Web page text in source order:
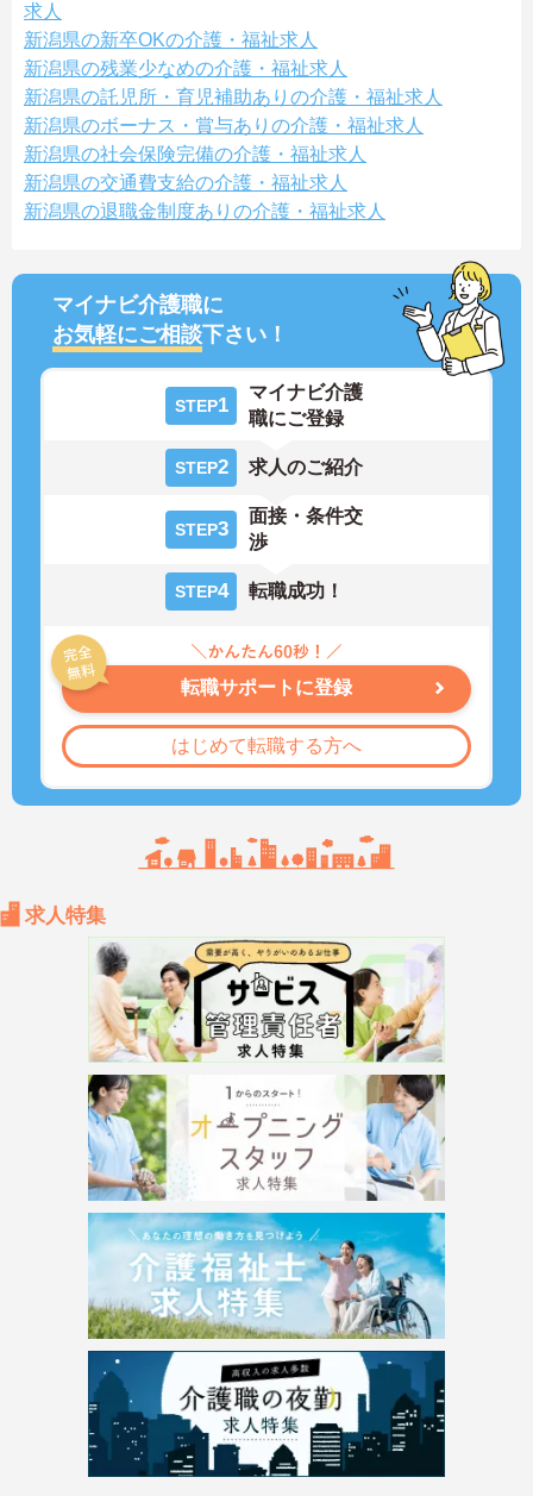
求人
新潟県の新卒OKの介護・福祉求人
新潟県の残業少なめの介護・福祉求人
新潟県の託児所・育児補助ありの介護・福祉求人
新潟県のボーナス・賞与ありの介護・福祉求人
新潟県の社会保険完備の介護・福祉求人
新潟県の交通費支給の介護・福祉求人
新潟県の退職金制度ありの介護・福祉求人
マイナビ介護職に
お気軽にご相談下さい！
STEP1
マイナビ介護
職にご登録
STEP2 求人のご紹介
STEP3
面接・条件交
渉
STEP4 転職成功！
転職サポートに登録
はじめて転職する方へ
求人特集